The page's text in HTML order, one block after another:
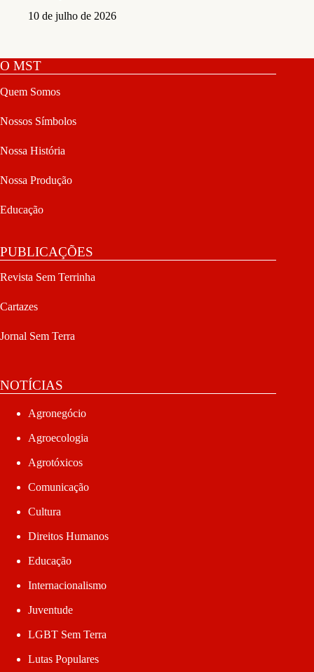
10 de julho de 2026
O MST
Quem Somos
Nossos Símbolos
Nossa História
Nossa Produção
Educação
PUBLICAÇÕES
Revista Sem Terrinha
Cartazes
Jornal Sem Terra
NOTÍCIAS
Agronegócio
Agroecologia
Agrotóxicos
Comunicação
Cultura
Direitos Humanos
Educação
Internacionalismo
Juventude
LGBT Sem Terra
Lutas Populares